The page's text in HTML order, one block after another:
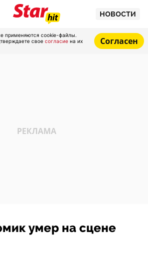
НОВОСТИ
применяются cookie-файлы.
свое согласие на их
Согласен
умер на сцене